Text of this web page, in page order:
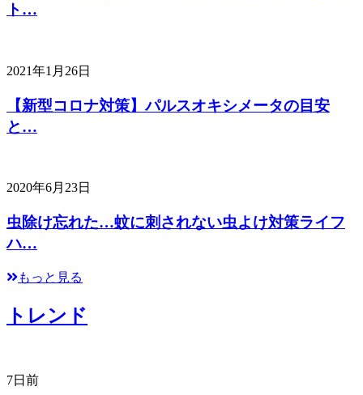
ト…
2021年1月26日
【新型コロナ対策】パルスオキシメータの目安
と…
2020年6月23日
虫除け忘れた…蚊に刺されない虫よけ対策ライフ
ハ…
もっと見る
トレンド
7日前